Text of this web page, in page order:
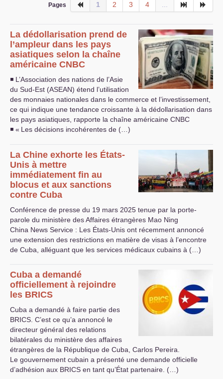
Pages 1 2 3 4
La dédollarisation prend de
l’ampleur dans les pays
asiatiques selon la chaîne
américaine CNBC
◾ L’Association des nations de l’Asie
du Sud-Est (ASEAN) étend l’utilisation
des monnaies nationales dans le commerce et l’investissement,
ce qui indique une tendance croissante à la dédollarisation dans
les pays asiatiques, rapporte la chaîne américaine CNBC
◾ « Les décisions incohérentes de (…)
La Chine exhorte les États-
Unis à mettre
immédiatement fin au
blocus et aux sanctions
contre Cuba
Conférence de presse du 19 mars 2025 tenue par la porte-
parole du ministère des Affaires étrangères Mao Ning
China News Service : Les États-Unis ont récemment annoncé
une extension des restrictions en matière de visas à l’encontre
de Cuba, alléguant que les services médicaux cubains à (…)
Cuba a demandé
officiellement à rejoindre
les BRICS
Cuba a demandé à faire partie des
BRICS . C’est ce qu’a annoncé le
directeur général des relations
bilatérales du ministère des affaires
étrangères de la République de Cuba, Carlos Pereira.
Le gouvernement cubain a présenté une demande officielle
d’adhésion aux BRICS en tant qu’État partenaire. (…)